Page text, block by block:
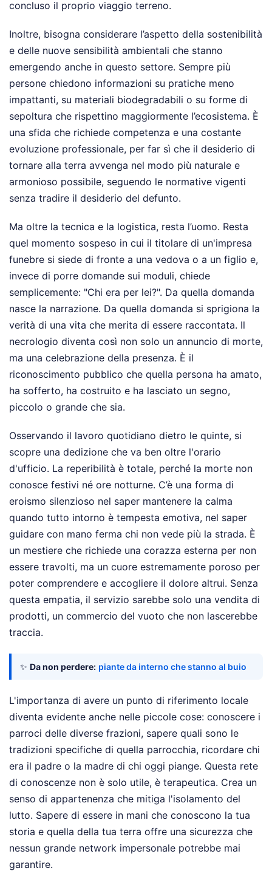
concluso il proprio viaggio terreno.
Inoltre, bisogna considerare l’aspetto della sostenibilità
e delle nuove sensibilità ambientali che stanno
emergendo anche in questo settore. Sempre più
persone chiedono informazioni su pratiche meno
impattanti, su materiali biodegradabili o su forme di
sepoltura che rispettino maggiormente l’ecosistema. È
una sfida che richiede competenza e una costante
evoluzione professionale, per far sì che il desiderio di
tornare alla terra avvenga nel modo più naturale e
armonioso possibile, seguendo le normative vigenti
senza tradire il desiderio del defunto.
Ma oltre la tecnica e la logistica, resta l’uomo. Resta
quel momento sospeso in cui il titolare di un'impresa
funebre si siede di fronte a una vedova o a un figlio e,
invece di porre domande sui moduli, chiede
semplicemente: "Chi era per lei?". Da quella domanda
nasce la narrazione. Da quella domanda si sprigiona la
verità di una vita che merita di essere raccontata. Il
necrologio diventa così non solo un annuncio di morte,
ma una celebrazione della presenza. È il
riconoscimento pubblico che quella persona ha amato,
ha sofferto, ha costruito e ha lasciato un segno,
piccolo o grande che sia.
Osservando il lavoro quotidiano dietro le quinte, si
scopre una dedizione che va ben oltre l'orario
d'ufficio. La reperibilità è totale, perché la morte non
conosce festivi né ore notturne. C’è una forma di
eroismo silenzioso nel saper mantenere la calma
quando tutto intorno è tempesta emotiva, nel saper
guidare con mano ferma chi non vede più la strada. È
un mestiere che richiede una corazza esterna per non
essere travolti, ma un cuore estremamente poroso per
poter comprendere e accogliere il dolore altrui. Senza
questa empatia, il servizio sarebbe solo una vendita di
prodotti, un commercio del vuoto che non lascerebbe
traccia.
✨ Da non perdere: piante da interno che stanno al buio
L'importanza di avere un punto di riferimento locale
diventa evidente anche nelle piccole cose: conoscere i
parroci delle diverse frazioni, sapere quali sono le
tradizioni specifiche di quella parrocchia, ricordare chi
era il padre o la madre di chi oggi piange. Questa rete
di conoscenze non è solo utile, è terapeutica. Crea un
senso di appartenenza che mitiga l'isolamento del
lutto. Sapere di essere in mani che conoscono la tua
storia e quella della tua terra offre una sicurezza che
nessun grande network impersonale potrebbe mai
garantire.